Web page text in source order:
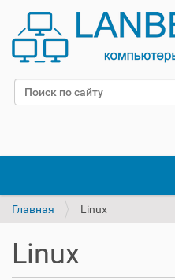
Поиск
Главная Linux
Linux